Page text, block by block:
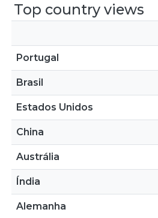
Top country views
Portugal
Brasil
Estados Unidos
China
Austrália
Índia
Alemanha